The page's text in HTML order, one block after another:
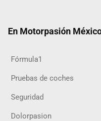
En Motorpasión
Fórmula1
Pruebas de coches
Seguridad
Dolorpasion